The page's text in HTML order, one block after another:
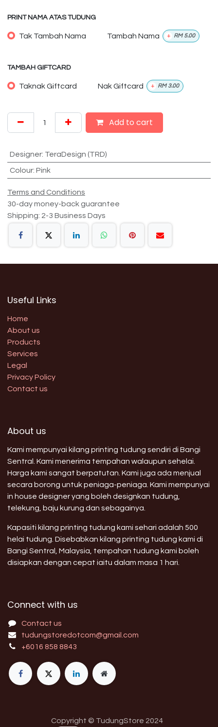
PRINT NAMA ATAS TUDUNG
Tak Tambah Nama Tambah Nama + RM 5.00
TAMBAH GIFTCARD
Taknak Giftcard Nak Giftcard + RM 3.00
Add to cart
Designer: TeraDesign (TRD)
Colour: Pink
Terms and Conditions
30-day money-back guarantee
Shipping: 2-3 Business Days
Useful Links
Home
About us
Products
Services
Legal
Privacy Policy
Contact us
About us
Kami mempunyai kilang printing tudung sendiri di Bangi
Sentral. Kami menerima tempahan walaupun sehelai.
Harga kami sangat berpatutan. Kami juga ada menjual
secara borong untuk peniaga-peniaga. Kami mempunyai
in house designer yang boleh designkan tudung,
telekung, baju kurung dan sebagainya.
Kapasiti kilang printing tudung kami sehari adalah 500
helai tudung. Disebabkan kilang printing tudung kami di
Bangi Sentral, Malaysia, tempahan tudung kami boleh
disiapkan dengan cepat iaitu dalam masa 1 hari.
Connect with us
Contact us
tudungstoredotcom@gmail.com
+6016 858 8843
Copyright © TudungStore 2024